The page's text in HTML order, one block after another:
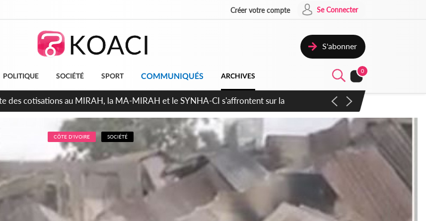
Créer votre compte Se Connecter
S'abonner
POLITIQUE SOCIÉTÉ SPORT COMMUNIQUÉS ARCHIVES
0
2026, Thiam plaide pour un environnement démocratique plus apaisé
CÔTE D'IVOIRE SOCIÉTÉ